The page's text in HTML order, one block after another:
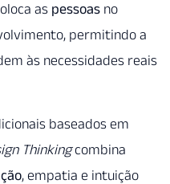
as pessoas no
permitindo a
às necessidades reais
baseados em
Thinkingcombina
, empatia e intuição